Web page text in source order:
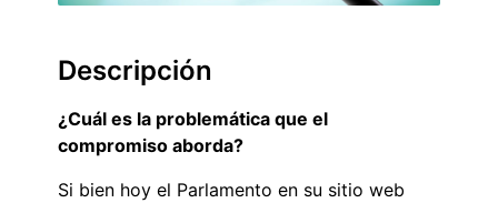
Descripción
¿Cuál es la problemática que el
compromiso aborda?
Si bien hoy el Parlamento en su sitio web